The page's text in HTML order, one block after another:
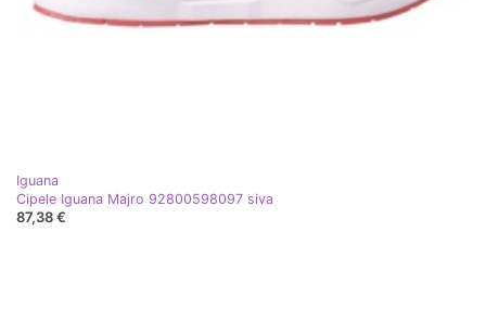
Iguana
Cipele Iguana Majro 92800598097 siva
87,38 €